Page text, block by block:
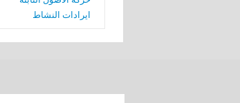
ايرادات النشاط